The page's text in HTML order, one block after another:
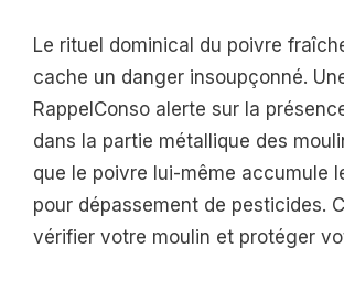
Le rituel dominical du poivre
cache un danger insoupçonné.
RappelConso alerte sur la
dans la partie métallique des
que le poivre lui-même accumule
pour dépassement de pesticides.
vérifier votre moulin et protéger